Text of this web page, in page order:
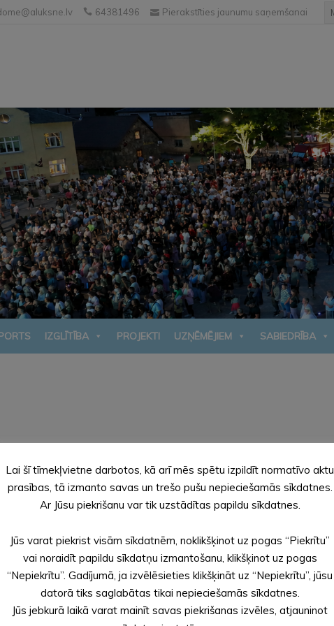
64381496 Pierakstīties jaunumu saņemšanai
IZGLĪTĪBA PROJEKTI UZŅĒMĒJIEM SABIEDRĪBA
rindā
Lai šī tīmekļvietne darbotos, kā arī mēs spētu izpildīt normatīvo aktu
prasības, tā izmanto savas un trešo pušu nepieciešamās sīkdatnes.
Ar Jūsu piekrišanu var tik uzstādītas papildu sīkdatnes.
Jūs varat piekrist visām sīkdatnēm, noklikšķinot uz pogas “Piekrītu”
vai noraidīt papildu sīkdatņu izmantošanu, klikšķinot uz pogas
“Nepiekrītu”. Gadījumā, ja izvēlēsieties klikšķināt uz “Nepiekrītu”, jūsu
datorā tiks saglabātas tikai nepieciešamās sīkdatnes.
Jūs jebkurā laikā varat mainīt savas piekrišanas izvēles, atjauninot